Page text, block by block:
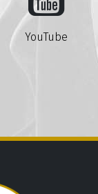
YouTube